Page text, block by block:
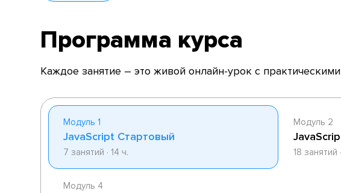
Программа курса
Каждое занятие – это живой онлайн-урок с
Модуль 1
JavaScript Стартовый
7 занятий · 14 ч.
Модуль 2
18 занятий
Модуль 4